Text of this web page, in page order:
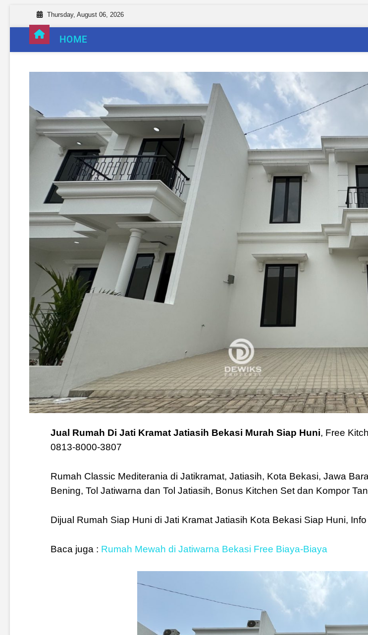
Thursday, August 06, 2026
HOME
Jual Rumah Di Jati Kramat Jatiasih Bekasi Murah Siap Huni, Free
0813-8000-3807
Rumah Classic Mediterania di Jatikramat, Jatiasih, Kota Bekasi, Jawa
Bening, Tol Jatiwarna dan Tol Jatiasih, Bonus Kitchen Set dan Kompor
Dijual Rumah Siap Huni di Jati Kramat Jatiasih Kota Bekasi Siap Huni,
Baca juga : Rumah Mewah di Jatiwarna Bekasi Free Biaya-Biaya